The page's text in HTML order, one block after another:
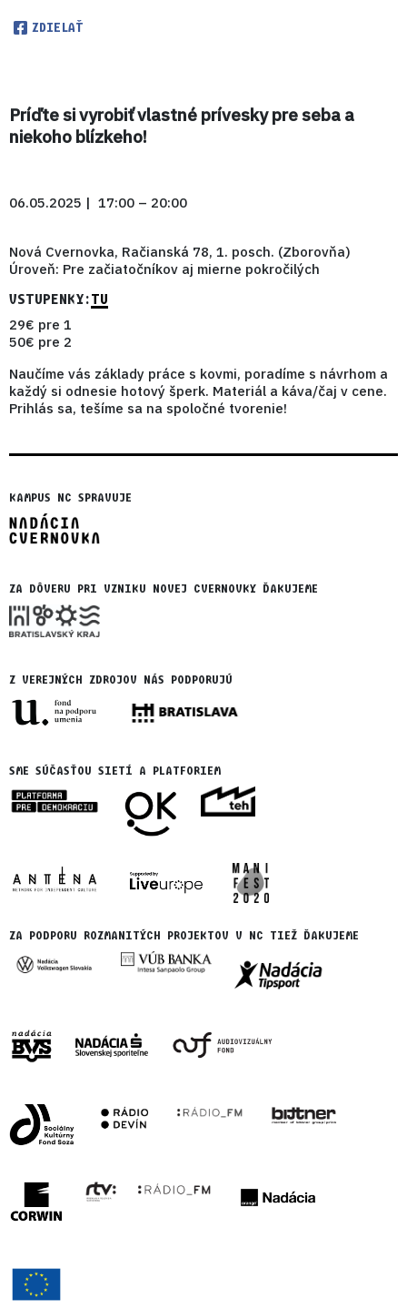
ZDIELAŤ
Príďte si vyrobiť vlastné prívesky pre seba a
niekoho blízkeho!
06.05.2025 | 17:00 – 20:00
Nová Cvernovka, Račianská 78, 1. posch. (Zborovňa)
Úroveň: Pre začiatočníkov aj mierne pokročilých
VSTUPENKY: TU
29€ pre 1
50€ pre 2
Naučíme vás základy práce s kovmi, poradíme s návrhom a
každý si odnesie hotový šperk. Materiál a káva/čaj v cene.
Prihlás sa, tešíme sa na spoločné tvorenie!
KAMPUS NC SPRAVUJE
ZA DÔVERU PRI VZNIKU NOVEJ CVERNOVKY ĎAKUJEME
Z VEREJNÝCH ZDROJOV NÁS PODPORUJÚ
SME SÚČASŤOU SIETÍ A PLATFORIEM
ZA PODPORU ROZMANITÝCH PROJEKTOV V NC TIEŽ ĎAKUJEME